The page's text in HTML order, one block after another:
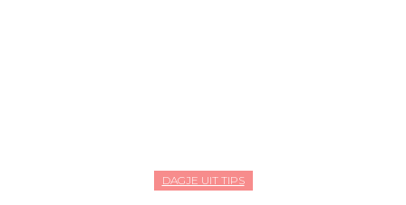
DAGJE UIT TIPS